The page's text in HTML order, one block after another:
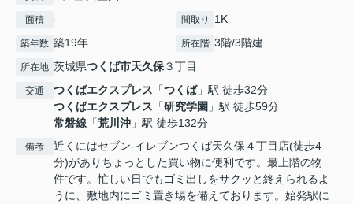
面積 - 間取り 1K
築年数 築19年 所在階 3階/3階建
所在地 茨城県つくば市天久保３丁目
交通 つくばエクスプレス 「つくば」駅 徒歩32分
つくばエクスプレス 「研究学園 」駅 徒歩59分
常磐線 「荒川沖 」駅 徒歩132分
備考
近くにはセブン-イレブンつくば天久保４丁目店(徒歩4
分)がありちょっとした買い物に便利です。最上階の物
件です。忙しい日でもゴミ出しをサクッと終えられるよ
うに、敷地内にゴミ置き場を備えております。始発駅に